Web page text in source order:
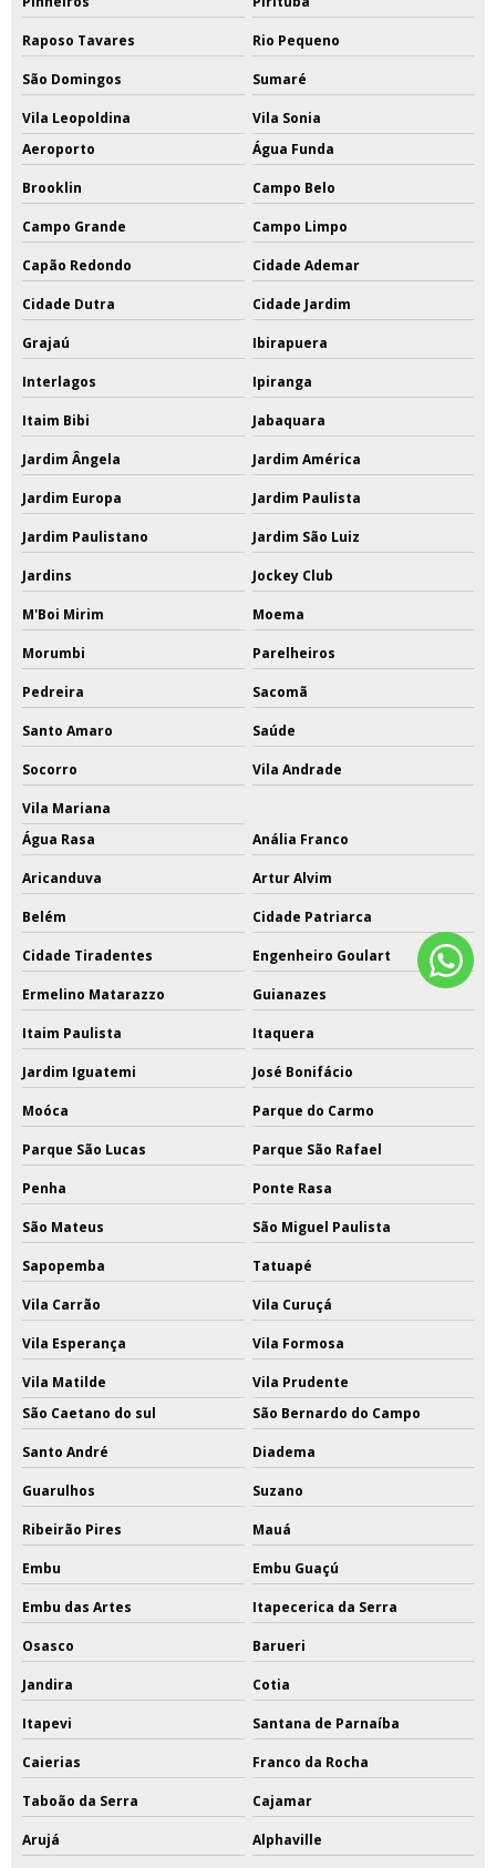
Raposo Tavares Rio Pequeno
São Domingos Sumaré
Vila Leopoldina
Vila Sonia
Aeroporto
Água Funda
Brooklin Campo Belo
Campo Grande Campo Limpo
Capão Redondo Cidade Ademar
Cidade Dutra Cidade Jardim
Grajaú Ibirapuera
Interlagos Ipiranga
Itaim Bibi Jabaquara
Jardim Ângela Jardim América
Jardim Europa Jardim Paulista
Jardim Paulistano Jardim São Luiz
Jardins Jockey Club
M'Boi Mirim Moema
Morumbi Parelheiros
Pedreira Sacomã
Santo Amaro Saúde
Socorro Vila Andrade
Vila Mariana
Água Rasa
Anália Franco
Aricanduva Artur Alvim
Belém Cidade Patriarca
Cidade Tiradentes Engenheiro Goulart
Ermelino Matarazzo Guianazes
Itaim Paulista Itaquera
Jardim Iguatemi José Bonifácio
Moóca Parque do Carmo
Parque São Lucas Parque São Rafael
Penha Ponte Rasa
São Mateus São Miguel Paulista
Sapopemba Tatuapé
Vila Carrão Vila Curuçá
Vila Esperança Vila Formosa
Vila Matilde
Vila Prudente
São Caetano do sul
São Bernardo do Campo
Santo André Diadema
Guarulhos Suzano
Ribeirão Pires Mauá
Embu Embu Guaçú
Embu das Artes Itapecerica da Serra
Osasco Barueri
Jandira Cotia
Itapevi Santana de Parnaíba
Caierias Franco da Rocha
Taboão da Serra Cajamar
Arujá Alphaville